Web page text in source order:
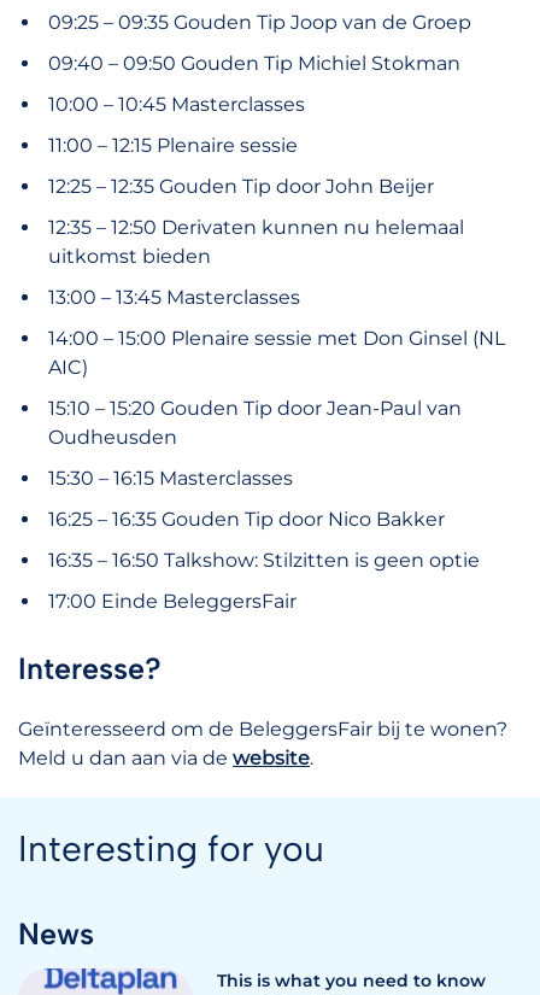
09:25 – 09:35 Gouden Tip Joop van de Groep
09:40 – 09:50 Gouden Tip Michiel Stokman
10:00 – 10:45 Masterclasses
11:00 – 12:15 Plenaire sessie
12:25 – 12:35 Gouden Tip door John Beijer
12:35 – 12:50 Derivaten kunnen nu helemaal
uitkomst bieden
13:00 – 13:45 Masterclasses
14:00 – 15:00 Plenaire sessie met Don Ginsel (NL
AIC)
15:10 – 15:20 Gouden Tip door Jean-Paul van
Oudheusden
15:30 – 16:15 Masterclasses
16:25 – 16:35 Gouden Tip door Nico Bakker
16:35 – 16:50 Talkshow: Stilzitten is geen optie
17:00 Einde BeleggersFair
Interesse?
Geïnteresseerd om de BeleggersFair bij te wonen?
Meld u dan aan via de website.
Interesting for you
News
This is what you need to know